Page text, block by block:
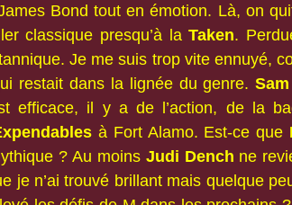
Bond tout en émotion. Là, on
classique presqu’à laTaken.
Je me suis trop vite ennuyé,
restait dans la lignée du genre.
efficace, il y a de l’action, de la
à Fort Alamo. Est-ce que
? Au moins Judi Dench ne
je n’ai trouvé brillant mais quelque